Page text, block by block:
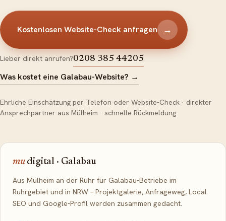
Kostenlosen Website-Check anfragen →
Lieber direkt anrufen?0208 385 44205
Was kostet eine Galabau-Website? →
Ehrliche Einschätzung per Telefon oder Website-Check · direkter
Ansprechpartner aus Mülheim · schnelle Rückmeldung
mudigital · Galabau
Aus Mülheim an der Ruhr für Galabau-Betriebe im
Ruhrgebiet und in NRW – Projektgalerie, Anfrageweg, Local
SEO und Google-Profil werden zusammen gedacht.